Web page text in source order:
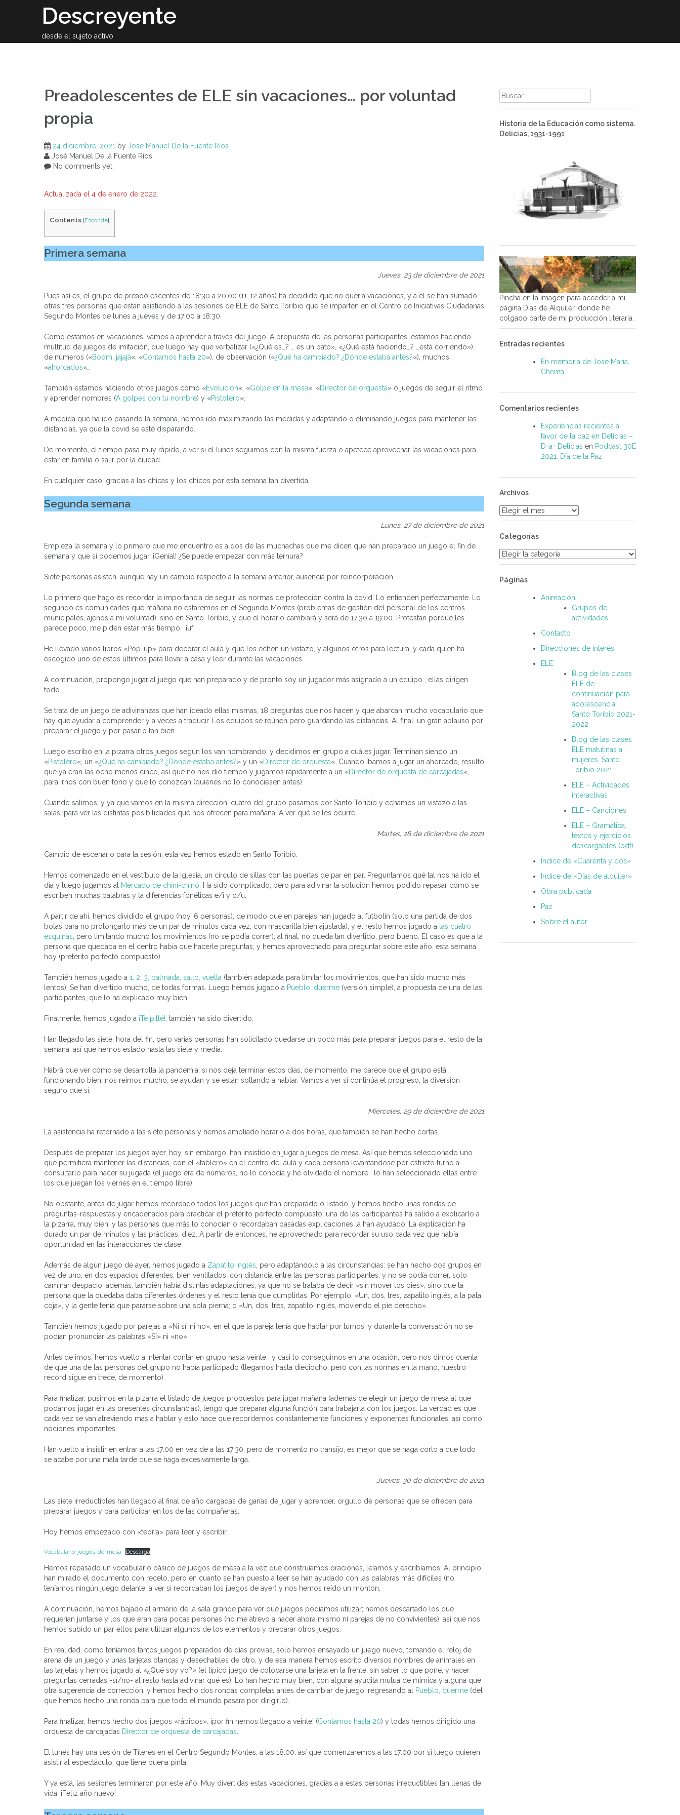
Descreyente
desde el sujeto activo
Preadolescentes de ELE sin vacaciones… por voluntad
propia
24 diciembre, 2021 by José Manuel De la Fuente Ríos
José Manuel De la Fuente Ríos
No comments yet
Actualizada el 4 de enero de 2022.
Contents [Esconde]
Primera semana
Jueves, 23 de diciembre de 2021
Pues así es, el grupo de preadolescentes de 18:30 a 20:00 (11-12 años) ha decidido que no quería vacaciones, y a él se han sumado
otras tres personas que están asistiendo a las sesiones de ELE de Santo Toribio que se imparten en el Centro de Iniciativas Ciudadanas
Segundo Montes de lunes a jueves y de 17:00 a 18:30.
Como estamos en vacaciones, vamos a aprender a través del juego. A propuesta de las personas participantes, estamos haciendo
multitud de juegos de imitación, que luego hay que verbalizar («¿Qué es…? … es un pato», «¿Qué está haciendo…? …está corriendo»),
de números («Boom, jajajá«, «Contamos hasta 20«), de observación («¿Qué ha cambiado? ¿Dónde estaba antes?«), muchos
«ahorcados«…
También estamos haciendo otros juegos como «Evolución«, «Golpe en la mesa«, «Director de orquesta» o juegos de seguir el ritmo
y aprender nombres (A golpes con tu nombre) y «Pistolero«.
A medida que ha ido pasando la semana, hemos ido maximizando las medidas y adaptando o eliminando juegos para mantener las
distancias, ya que la covid se esté disparando.
De momento, el tiempo pasa muy rápido, a ver si el lunes seguimos con la misma fuerza o apetece aprovechar las vacaciones para
estar en familia o salir por la ciudad.
En cualquier caso, gracias a las chicas y los chicos por esta semana tan divertida.
Segunda semana
Lunes, 27 de diciembre de 2021
Empieza la semana y lo primero que me encuentro es a dos de las muchachas que me dicen que han preparado un juego el fin de
semana y que si podemos jugar. ¡Genial! ¿Se puede empezar con más ternura?
Siete personas asisten, aunque hay un cambio respecto a la semana anterior, ausencia por reincorporación.
Lo primero que hago es recordar la importancia de seguir las normas de protección contra la covid. Lo entienden perfectamente. Lo
segundo es comunicarles que mañana no estaremos en el Segundo Montes (problemas de gestión del personal de los centros
municipales, ajenos a mi voluntad), sino en Santo Toribio, y que el horario cambiará y será de 17:30 a 19:00. Protestan porque les
parece poco, me piden estar más tiempo… ¡uf!
He llevado varios libros «Pop-up» para decorar el aula y que los echen un vistazo, y algunos otros para lectura, y cada quien ha
escogido uno de estos últimos para llevar a casa y leer durante las vacaciones.
A continuación, propongo jugar al juego que han preparado y de pronto soy un jugador más asignado a un equipo , ellas dirigen
todo.
Se trata de un juego de adivinanzas que han ideado ellas mismas, 18 preguntas que nos hacen y que abarcan mucho vocabulario que
hay que ayudar a comprender y a veces a traducir. Los equipos se reúnen pero guardando las distancias. Al final, un gran aplauso por
preparar el juego y por pasarlo tan bien.
Luego escribo en la pizarra otros juegos según los van nombrando, y decidimos en grupo a cuáles jugar. Terminan siendo un
«Pistolero«, un «¿Qué ha cambiado? ¿Dónde estaba antes?» y un «Director de orquesta«. Cuando íbamos a jugar un ahorcado, resultó
que ya eran las ocho menos cinco, así que no nos dio tiempo y jugamos rápidamente a un «Director de orquesta de carcajadas«,
para irnos con buen tono y que lo conozcan (quienes no lo conociesen antes).
Cuando salimos, y ya que vamos en la misma dirección, cuatro del grupo pasamos por Santo Toribio y echamos un vistazo a las
salas, para ver las distintas posibilidades que nos ofrecen para mañana. A ver qué se les ocurre.
Martes, 28 de diciembre de 2021
Cambio de escenario para la sesión, esta vez hemos estado en Santo Toribio.
Hemos comenzado en el vestíbulo de la iglesia, un círculo de sillas con las puertas de par en par. Preguntamos qué tal nos ha ido el
día y luego jugamos al
Mercado de chiní-chinó . Ha sido complicado, pero para adivinar la solución hemos podido repasar cómo se
escriben muchas palabras y la diferencias fonéticas e/i y o/u.
A partir de ahí, hemos dividido el grupo (hoy, 6 personas), de modo que en parejas han jugado al futbolín (solo una partida de dos
bolas para no prolongarlo más de un par de minutos cada vez, con mascarilla bien ajustada), y el resto hemos jugado a las cuatro
esquinas , pero limitando mucho los movimientos (no se podía correr); al final, no queda tan divertido, pero bueno. El caso es que a la
persona que quedaba en el centro había que hacerle preguntas, y hemos aprovechado para preguntar sobre este año, esta semana,
hoy (pretérito perfecto compuesto).
También hemos jugado a 1, 2, 3, palmada, salto, vuelta (también adaptada para limitar los movimientos, que han sido mucho más
lentos). Se han divertido mucho, de todas formas. Luego hemos jugado a Pueblo, duerme (versión simple), a propuesta de una de las
participantes, que lo ha explicado muy bien.
Finalmente, hemos jugado a ¡Te pillé! , también ha sido divertido.
Han llegado las siete, hora del fin, pero varias personas han solicitado quedarse un poco más para preparar juegos para el resto de la
semana, así que hemos estado hasta las siete y media.
Habrá que ver cómo se desarrolla la pandemia, si nos deja terminar estos días; de momento, me parece que el grupo está
funcionando bien, nos reímos mucho, se ayudan y se están soltando a hablar. Vamos a ver si continúa el progreso, la diversión
seguro que sí.
Miércoles, 29 de diciembre de 2021
La asistencia ha retornado a las siete personas y hemos ampliado horario a dos horas, que también se han hecho cortas.
Después de preparar los juegos ayer, hoy, sin embargo, han insistido en jugar a juegos de mesa. Así que hemos seleccionado uno
que permitiera mantener las distancias, con el «tablero» en el centro del aula y cada persona levantándose por estricto turno a
consultarlo para hacer su jugada (el juego era de números, no lo conocía y he olvidado el nombre… lo han seleccionado ellas entre
los que juegan los viernes en el tiempo libre).
No obstante, antes de jugar hemos recordado todos los juegos que han preparado o listado, y hemos hecho unas rondas de
preguntas-respuestas y encadenados para practicar el pretérito perfecto compuesto; una de las participantes ha salido a explicarlo a
la pizarra, muy bien, y las personas que más lo conocían o recordaban pasadas explicaciones la han ayudado. La explicación ha
durado un par de minutos y las prácticas, diez. A partir de entonces, he aprovechado para recordar su uso cada vez que había
oportunidad en las interacciones de clase.
Además de algún juego de ayer, hemos jugado a Zapatito inglés , pero adaptándolo a las circunstancias: se han hecho dos grupos en
vez de uno, en dos espacios diferentes, bien ventilados, con distancia entre las personas participantes, y no se podía correr, solo
caminar despacio; además, también había distintas adaptaciones, ya que no se trataba de decir «sin mover los pies», sino que la
persona que la quedaba daba diferentes órdenes y el resto tenía que cumplirlas. Por ejemplo: «Un, dos, tres, zapatito inglés, a la pata
coja», y la gente tenía que pararse sobre una sola pierna; o «Un, dos, tres, zapatito inglés, moviendo el pie derecho».
También hemos jugado por parejas a «Ni sí, ni no», en el que la pareja tenía que hablar por turnos, y durante la conversación no se
podían pronunciar las palabras «Sí» ni «no».
Antes de irnos, hemos vuelto a intentar contar en grupo hasta veinte , y casi lo conseguimos en una ocasión, pero nos dimos cuenta
de que una de las personas del grupo no había participado (llegamos hasta dieciocho, pero con las normas en la mano, nuestro
record sigue en trece, de momento).
Para finalizar, pusimos en la pizarra el listado de juegos propuestos para jugar mañana (además de elegir un juego de mesa al que
podamos jugar en las presentes circunstancias), tengo que preparar alguna función para trabajarla con los juegos. La verdad es que
cada vez se van atreviendo más a hablar y esto hace que recordemos constantemente funciones y exponentes funcionales, así como
nociones importantes.
Han vuelto a insistir en entrar a las 17:00 en vez de a las 17:30, pero de momento no transijo, es mejor que se haga corto a que todo
se acabe por una mala tarde que se haga excesivamente larga.
Jueves, 30 de diciembre de 2021
Las siete irreductibles han llegado al final de año cargadas de ganas de jugar y aprender, orgullo de personas que se ofrecen para
preparar juegos y para participar en los de las compañeras.
Hoy hemos empezado con «teoría» para leer y escribir.
Vocabulario-juegos-de-mesa Descarga
Hemos repasado un vocabulario básico de juegos de mesa a la vez que construíamos oraciones, leíamos y escribíamos. Al principio
han mirado el documento con recelo, pero en cuanto se han puesto a leer se han ayudado con las palabras más difíciles (no
teníamos ningún juego delante, a ver si recordaban los juegos de ayer) y nos hemos reído un montón.
A continuación, hemos bajado al armario de la sala grande para ver qué juegos podíamos utilizar; hemos descartado los que
requerían juntarse y los que eran para pocas personas (no me atrevo a hacer ahora mismo ni parejas de no convivientes), así que nos
hemos subido un par ellos para utilizar algunos de los elementos y preparar otros juegos.
En realidad, como teníamos tantos juegos preparados de días previas, solo hemos ensayado un juego nuevo, tomando el reloj de
arena de un juego y unas tarjetas blancas y desechables de otro, y de esa manera hemos escrito diversos nombres de animales en
las tarjetas y hemos jugado al «¿Qué soy yo?» (el típico juego de colocarse una tarjeta en la frente, sin saber lo que pone, y hacer
preguntas cerradas -sí/no- al resto hasta adivinar qué es). Lo han hecho muy bien, con alguna ayudita mutua de mímica y alguna que
otra sugerencia de corrección, y hemos hecho dos rondas completas antes de cambiar de juego, regresando al
Pueblo, duerme (del
que hemos hecho una ronda para que todo el mundo pasara por dirigirlo).
Para finalizar, hemos hecho dos juegos «rápidos»: ¡por fin hemos llegado a veinte! (Contamos hasta 20) y todas hemos dirigido una
orquesta de carcajadas Director de orquesta de carcajadas
El lunes hay una sesión de Títeres en el Centro Segundo Montes, a las 18:00, así que comenzaremos a las 17:00 por si luego quieren
asistir al espectáculo, que tiene buena pinta.
Y ya está, las sesiones terminaron por este año. Muy divertidas estas vacaciones, gracias a a estas personas irreductibles tan llenas de
vida. ¡Feliz año nuevo!
Buscar:
Historia de la Educación como sistema.
Delicias, 1931-1991
Pincha en la imagen para acceder a mi
página Días de Alquiler, donde he
colgado parte de mi producción literaria.
Entradas recientes
En memoria de José María,
Chema
Comentarios recientes
Experiencias recientes a
favor de la paz en Delicias –
D=a= Delicias en Podcast 30E
2021. Día de la Paz
Archivos
Archivos
Categorías
Categorías
Páginas
Animación
Grupos de
actividades
Contacto
Direcciones de interés
ELE
Blog de las clases
ELE de
continuación para
adolescencia.
Santo Toribio 2021-
2022
Blog de las clases
ELE matutinas a
mujeres, Santo
Toribio 2021
ELE – Actividades
interactivas
ELE – Canciones
ELE – Gramática,
textos y ejercicios
descargables (pdf)
Índice de «Cuarenta y dos»
Índice de «Días de alquiler»
Obra publicada
Paz
Sobre el autor